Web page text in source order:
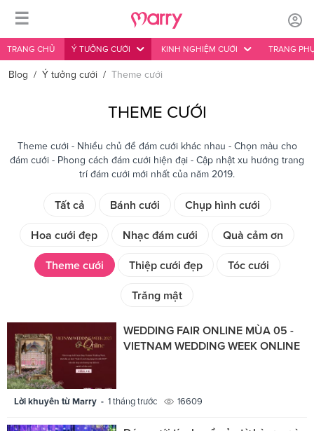
☰
TRANG CHỦ Ý TƯỞNG CƯỚI KINH NGHIỆM CƯỚI TRANG
Blog / Ý tưởng cưới / Theme cưới
THEME CƯỚI
Theme cưới - Nhiều chủ đề đám cưới khác nhau - Chọn màu cho
đám cưới - Phong cách đám cưới hiện đại - Cập nhật xu hướng trang
trí đám cưới mới nhất của năm 2019.
Tất cả Bánh cưới Chụp hình cưới
Hoa cưới đẹp Nhạc đám cưới Quà cảm ơn
Theme cưới Thiệp cưới đẹp Tóc cưới
Trăng mật
WEDDING FAIR ONLINE MÙA 05 -
VIETNAM WEDDING WEEK ONLINE
Lời khuyên từ Marry - 1 tháng trước 16609